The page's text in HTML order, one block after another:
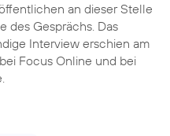
an dieser Stelle
des Gesprächs. Das
Interview erschien am
Focus Online und bei